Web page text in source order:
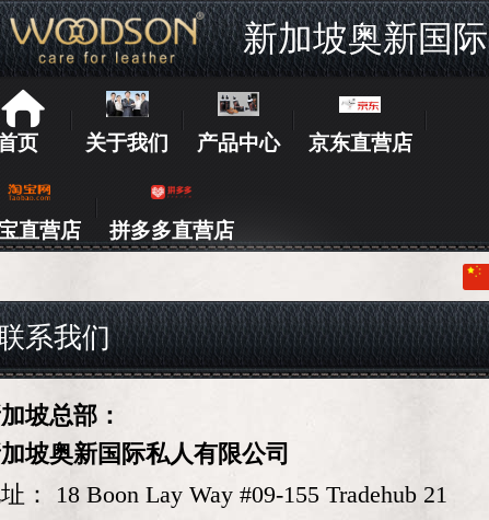
新加坡奥新国际
页 关于我们 产品中心 京东直营店
直营店 拼多多直营店
English
系我们
坡总部：
坡奥新国际私人有限公司
： 18 Boon Lay Way #09-155 Tradehub 21